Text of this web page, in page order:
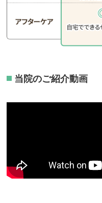
当院のご紹介動画